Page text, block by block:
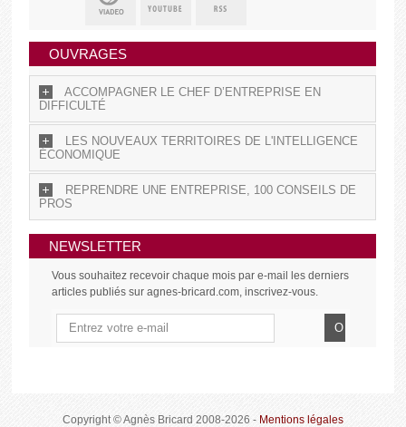
OUVRAGES
ACCOMPAGNER LE CHEF D’ENTREPRISE EN
DIFFICULTÉ
LES NOUVEAUX TERRITOIRES DE L'INTELLIGENCE
ÉCONOMIQUE
REPRENDRE UNE ENTREPRISE, 100 CONSEILS DE
PROS
NEWSLETTER
Vous souhaitez recevoir chaque mois par e-mail les derniers
articles publiés sur agnes-bricard.com, inscrivez-vous.
Copyright © Agnès Bricard 2008-2026 - Mentions légales